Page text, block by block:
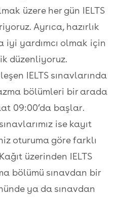
üzere her gün IELTS
Ayrıca, hazırlık
iyi yardımcı olmak için
düzenliyoruz.
IELTS sınavlarında
bölümleri bir arada
09:00’da başlar.
ise kayıt
oturuma göre farklı
üzerinden IELTS
bölümü sınavdan bir
ya da sınavdan